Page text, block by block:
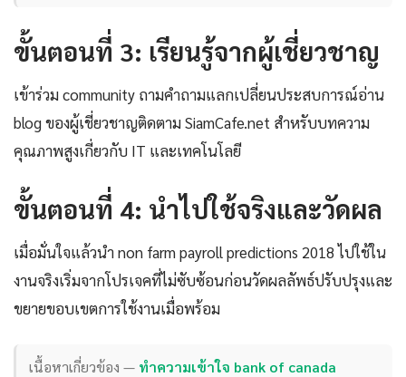
ขั้นตอนที่ 3: เรียนรู้จากผู้เชี่ยวชาญ
เข้าร่วม community ถามคำถามแลกเปลี่ยนประสบการณ์อ่าน
blog ของผู้เชี่ยวชาญติดตาม SiamCafe.net สำหรับบทความ
คุณภาพสูงเกี่ยวกับ IT และเทคโนโลยี
ขั้นตอนที่ 4: นำไปใช้จริงและวัดผล
เมื่อมั่นใจแล้วนำ non farm payroll predictions 2018 ไปใช้ใน
งานจริงเริ่มจากโปรเจคที่ไม่ซับซ้อนก่อนวัดผลลัพธ์ปรับปรุงและ
ขยายขอบเขตการใช้งานเมื่อพร้อม
เนื้อหาเกี่ยวข้อง — ทำความเข้าใจ bank of canada